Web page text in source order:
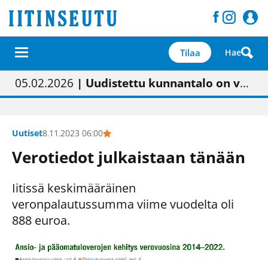
Tilaa Hae
01.02.2026 | Painon vaihtumisen pitäisi näkyä hieman parempana painojäljen laatuna lehdessä
05.02.2026 | Uudistettu kunnantalo on valoisa
23.04.2026 | “Olemme käynnistämässä uudelleen keskustavisiotyön”
09.05.2026| "Maalla on totuttu elämään omavaraisemmin kuin kaupungissa"
Uutiset8.11.2023 06:00
Verotiedot julkaistaan tänään
Iitissä keskimääräinen
veronpalautussumma viime vuodelta oli
888 euroa.